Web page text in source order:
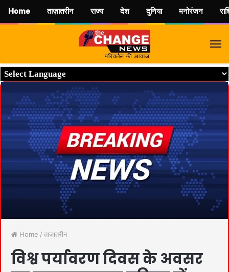
Home / ताज़ातरीन
विश्व पर्यावरण दिवस के अवसर
Home ताज़ातरीन राज्य देश दुनिया मनोरंजन